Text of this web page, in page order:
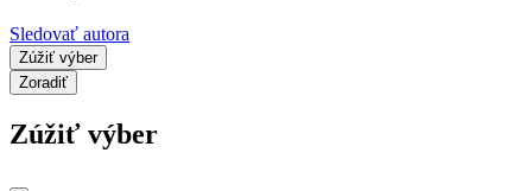
Sledovať autora
Zúžiť výber
Zoradiť
Zúžiť výber